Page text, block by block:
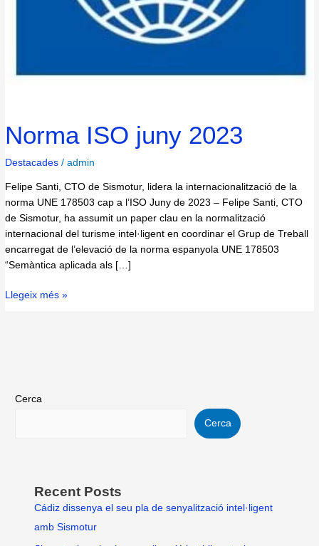
Norma ISO juny 2023
Destacades /admin
Felipe Santi, CTO de Sismotur, lidera la internacionalització de la
norma UNE 178503 cap a l’ISO Juny de 2023 – Felipe Santi, CTO
de Sismotur, ha assumit un paper clau en la normalització
internacional del turisme intel·ligent en coordinar el Grup de Treball
encarregat de l’elevació de la norma espanyola UNE 178503
“Semàntica aplicada als […]
Llegeix més »
Cerca
Cerca
Recent Posts
Cádiz dissenya el seu pla de senyalització intel·ligent
amb Sismotur